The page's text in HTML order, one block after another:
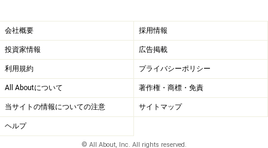
文化、風習を知るために、ここをさらっと見ておきまし
ょう。さらっと流して30分くらいで見学可能です。
博物館の出口は丘の上にあるのですが、ここからの眺望
が最高！ この丘はかつてポルトガル軍が砦として使って
おり、ここから大砲を撃ってマカオへ攻め入ろうとした
オランダ軍を撃退したという話が残っています。丘の斜
会社概要 採用情報
投資家情報 広告掲載
利用規約 プライバシーポリシー
All Aboutについて 著作権・商標・免責
当サイトの情報についての注意 サイトマップ
ヘルプ
© All About, Inc. All rights reserved.